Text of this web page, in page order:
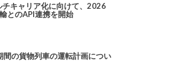
チキャリア化に向けて、2026
とのAPI連携を開始
間の貨物列車の運転計画につい